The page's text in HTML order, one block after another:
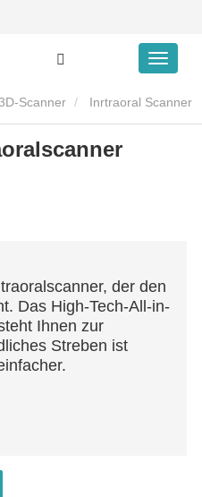
Scanner Inrtraoral Scanner
der den
Das High-Tech-All-in-
Ihnen zur
Streben ist